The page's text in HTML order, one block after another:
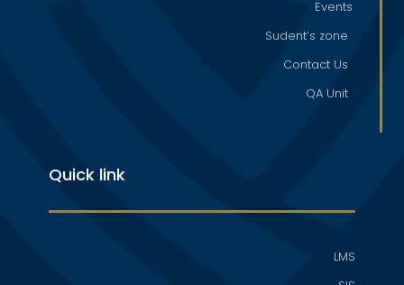
Events
Sudent’s zone
Contact Us
QA Unit
Quick link
LMS